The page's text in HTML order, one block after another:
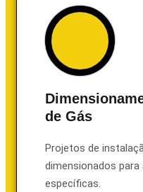
de Gás
Projetos de
dimensionados
específicas.